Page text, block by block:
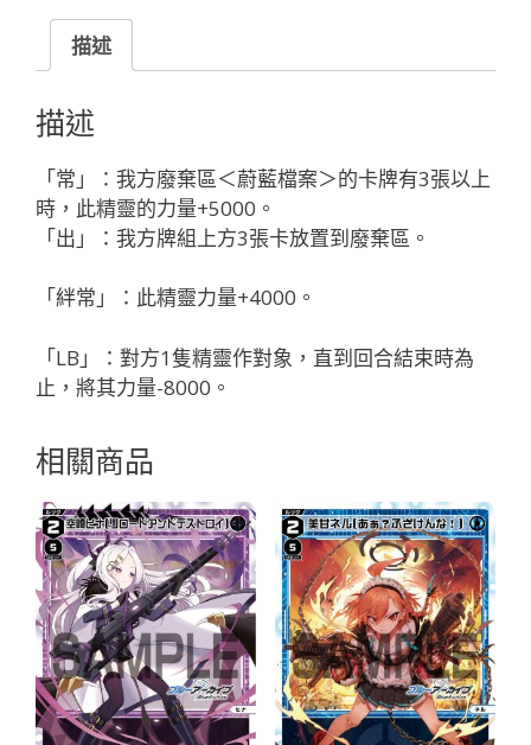
ハ
カ
「黑
色
精
靈
奏
武：
ブ
ア
カ
（蔚
檔
LV1
有
LB」
數
量
描述
描述
「常」：我方廢棄區＜蔚藍檔案＞的卡牌有3張以上
時，此精靈的力量+5000。
「出」：我方牌組上方3張卡放置到廢棄區。
「絆常」：此精靈力量+4000。
「LB」：對方1隻精靈作對象，直到回合結束時為
止，將其力量-8000。
相關商品